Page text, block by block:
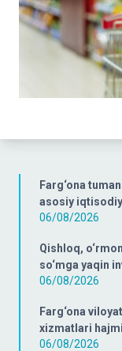
Farg‘ona
asosiy
06/08/2026
Qishloq,
so‘mga yaqin
06/08/2026
Farg‘ona
xizmatlari
06/08/2026